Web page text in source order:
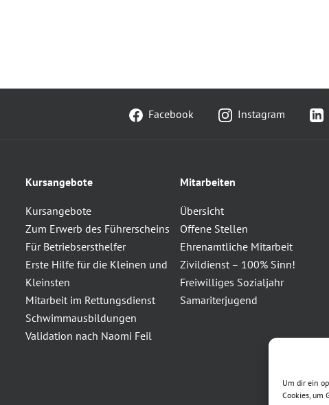
Um dir ein
Cookies, um
Facebook Instagram
Kursangebote
Kursangebote
Zum Erwerb des Führerscheins
Für Betriebsersthelfer
Erste Hilfe für die Kleinen und
Kleinsten
Mitarbeit im Rettungsdienst
Schwimmausbildungen
Validation nach Naomi Feil
Mitarbeiten
Übersicht
Offene Stellen
Ehrenamtliche Mitarbeit
Zivildienst – 100% Sinn!
Freiwilliges Sozialjahr
Samariterjugend